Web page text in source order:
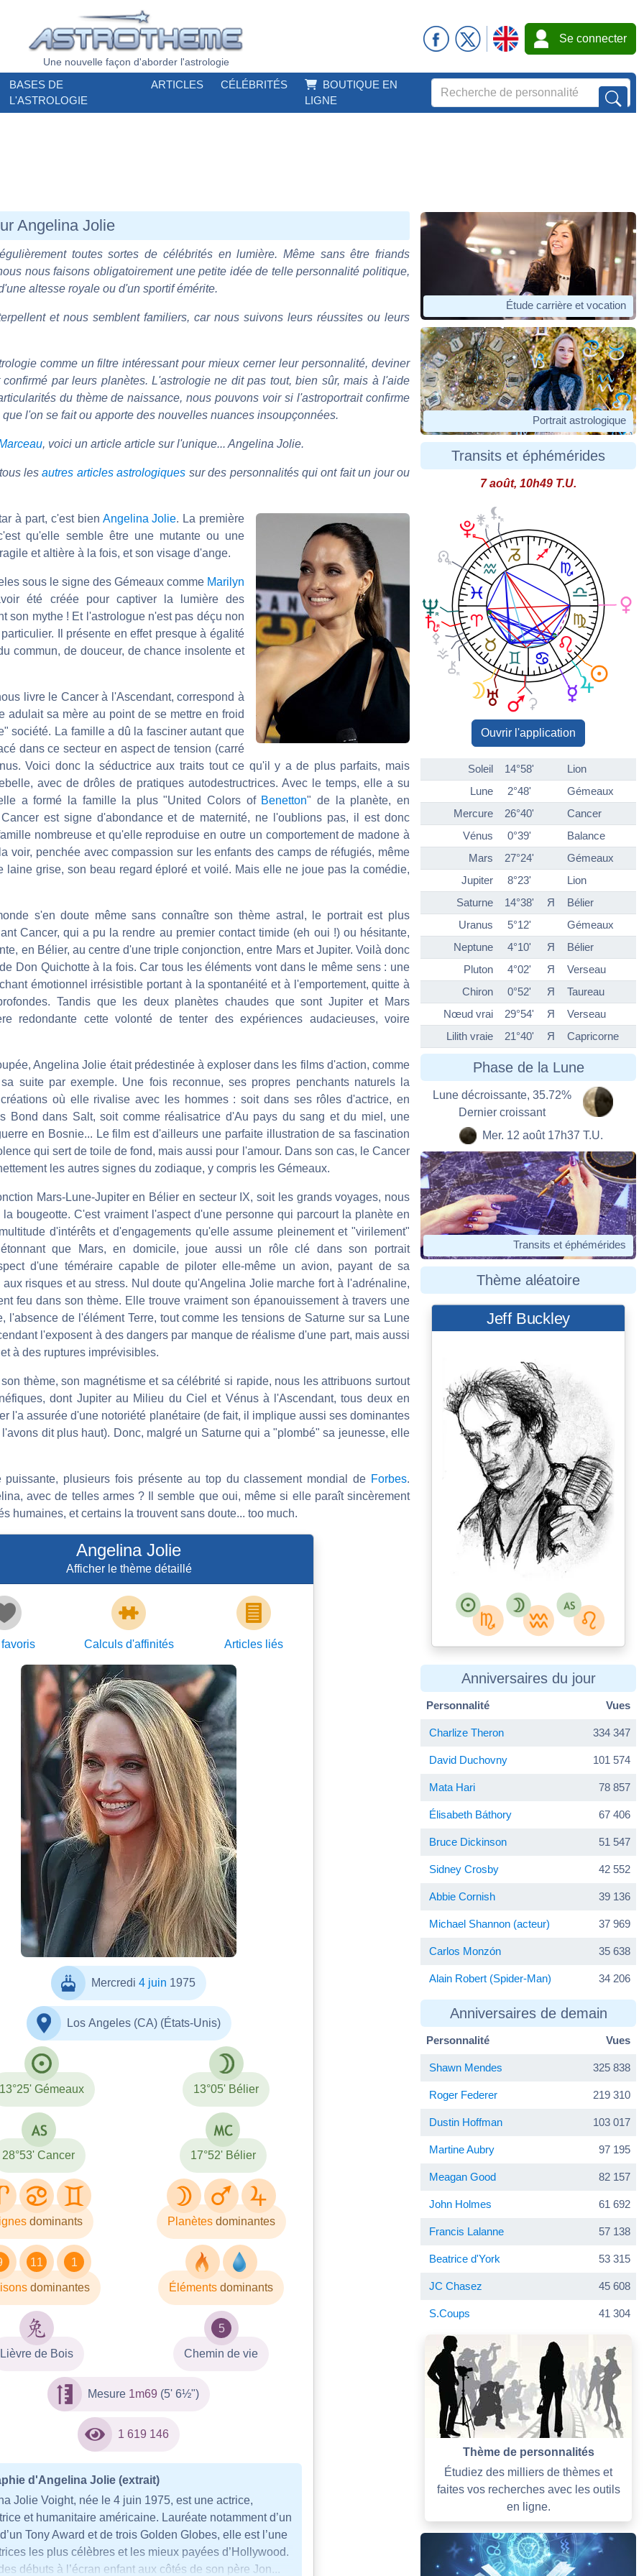
Une nouvelle façon d'aborder l'astrologie
Se connecter
BASES DE
L'ASTROLOGIE
ARTICLES CÉLÉBRITÉS
BOUTIQUE EN
LIGNE
Angelina Jolie
toutes sortes de célébrités en lumière. Même sans être friands
nous faisons obligatoirement une petite idée de telle personnalité politique,
altesse royale ou d'un sportif émérite.
et nous semblent familiers, car nous suivons leurs réussites ou leurs
comme un filtre intéressant pour mieux cerner leur personnalité, deviner
par leurs planètes. L'astrologie ne dit pas tout, bien sûr, mais à l'aide
du thème de naissance, nous pouvons voir si l'astroportrait confirme
l'on se fait ou apporte des nouvelles nuances insoupçonnées.
, voici un article article sur l'unique... Angelina Jolie.
lesautres articles astrologiques sur des personnalités qui ont fait un jour ou
à part, c'est bien Angelina Jolie. La première
qu'elle semble être une mutante ou une
et altière à la fois, et son visage d'ange.
sous le signe des Gémeaux comme Marilyn
été créée pour captiver la lumière des
son mythe ! Et l'astrologue n'est pas déçu non
Il présente en effet presque à égalité
commun, de douceur, de chance insolente et
livre le Cancer à l'Ascendant, correspond à
adulait sa mère au point de se mettre en froid
société. La famille a dû la fasciner autant que
dans ce secteur en aspect de tension (carré
Voici donc la séductrice aux traits tout ce qu'il y a de plus parfaits, mais
avec de drôles de pratiques autodestructrices. Avec le temps, elle a su
a formé la famille la plus "United Colors of Benetton" de la planète, en
est signe d'abondance et de maternité, ne l'oublions pas, il est donc
nombreuse et qu'elle reproduise en outre un comportement de madone à
voir, penchée avec compassion sur les enfants des camps de réfugiés, même
laine grise, son beau regard éploré et voilé. Mais elle ne joue pas la comédie,
s'en doute même sans connaître son thème astral, le portrait est plus
Cancer, qui a pu la rendre au premier contact timide (eh oui !) ou hésitante,
en Bélier, au centre d'une triple conjonction, entre Mars et Jupiter. Voilà donc
Don Quichotte à la fois. Car tous les éléments vont dans le même sens : une
émotionnel irrésistible portant à la spontanéité et à l'emportement, quitte à
Tandis que les deux planètes chaudes que sont Jupiter et Mars
redondante cette volonté de tenter des expériences audacieuses, voire
Angelina Jolie était prédestinée à exploser dans les films d'action, comme
suite par exemple. Une fois reconnue, ses propres penchants naturels la
où elle rivalise avec les hommes : soit dans ses rôles d'actrice, en
Bond dans Salt, soit comme réalisatrice d'Au pays du sang et du miel, une
en Bosnie... Le film est d'ailleurs une parfaite illustration de sa fascination
qui sert de toile de fond, mais aussi pour l'amour. Dans son cas, le Cancer
les autres signes du zodiaque, y compris les Gémeaux.
Mars-Lune-Jupiter en Bélier en secteur IX, soit les grands voyages, nous
bougeotte. C'est vraiment l'aspect d'une personne qui parcourt la planète en
d'intérêts et d'engagements qu'elle assume pleinement et "virilement"
que Mars, en domicile, joue aussi un rôle clé dans son portrait
d'une téméraire capable de piloter elle-même un avion, payant de sa
risques et au stress. Nul doute qu'Angelina Jolie marche fort à l'adrénaline,
feu dans son thème. Elle trouve vraiment son épanouissement à travers une
l'absence de l'élément Terre, tout comme les tensions de Saturne sur sa Lune
l'exposent à des dangers par manque de réalisme d'une part, mais aussi
à des ruptures imprévisibles.
thème, son magnétisme et sa célébrité si rapide, nous les attribuons surtout
dont Jupiter au Milieu du Ciel et Vénus à l'Ascendant, tous deux en
l'a assurée d'une notoriété planétaire (de fait, il implique aussi ses dominantes
dit plus haut). Donc, malgré un Saturne qui a "plombé" sa jeunesse, elle
puissante, plusieurs fois présente au top du classement mondial de Forbes.
avec de telles armes ? Il semble que oui, même si elle paraît sincèrement
humaines, et certains la trouvent sans doute... too much.
Angelina Jolie
Afficher le thème détaillé
favoris Calculs d'affinités Articles liés
Mercredi4 juin 1975
Los Angeles (CA) (États-Unis)
Gémeaux 13°05' Bélier
28°53' Cancer 17°52' Bélier
dominants Planètes dominantes
11 1
dominantes Élémentsdominants
Lièvre de Bois
5
Chemin de vie
Mesure 1m69 (5' 6½")
1 619 146
d'Angelina Jolie (extrait)
Jolie Voight, née le 4 juin 1975, est une actrice,
et humanitaire américaine. Lauréate notamment d’un
Tony Award et de trois Golden Globes, elle est l’une
les plus célèbres et les mieux payées d’Hollywood.
débuts à l’écran enfant aux côtés de son père Jon...
Étude carrière et vocation
Portrait astrologique
Transits et éphémérides
7 août, 10h49 T.U.
Ouvrir l'application
Soleil 14°58'
Lion
Lune
2°48'
Gémeaux
Mercure
26°40'
Cancer
Vénus
0°39'
Balance
Mars
27°24'
Gémeaux
Jupiter
8°23'
Lion
Saturne
14°38' Я
Bélier
Uranus
5°12'
Gémeaux
Neptune
4°10' Я
Bélier
Pluton
4°02' Я
Verseau
Chiron
0°52' Я
Taureau
Nœud vrai
29°54' Я
Verseau
Lilith vraie
21°40' Я Capricorne
Phase de la Lune
Lune décroissante, 35.72%
Dernier croissant
Mer. 12 août 17h37 T.U.
Transits et éphémérides
Thème aléatoire
Jeff Buckley
Anniversaires du jour
Personnalité Vues
Charlize Theron 334 347
David Duchovny 101 574
Mata Hari 78 857
Élisabeth Báthory 67 406
Bruce Dickinson 51 547
Sidney Crosby 42 552
Abbie Cornish 39 136
Michael Shannon (acteur) 37 969
Carlos Monzón 35 638
Alain Robert (Spider-Man) 34 206
Anniversaires de demain
Personnalité Vues
Shawn Mendes 325 838
Roger Federer 219 310
Dustin Hoffman 103 017
Martine Aubry 97 195
Meagan Good 82 157
John Holmes 61 692
Francis Lalanne 57 138
Beatrice d'York 53 315
JC Chasez 45 608
S.Coups 41 304
Thème de personnalités
Étudiez des milliers de thèmes et
faites vos recherches avec les outils
en ligne.